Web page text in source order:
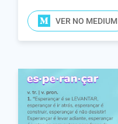
VER NO MEDIUM